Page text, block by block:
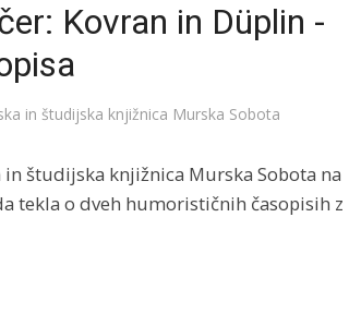
Kovran in Düplin -
in študijska knjižnica Murska Sobota
študijska knjižnica Murska Sobota na
tekla o dveh humorističnih časopisih z